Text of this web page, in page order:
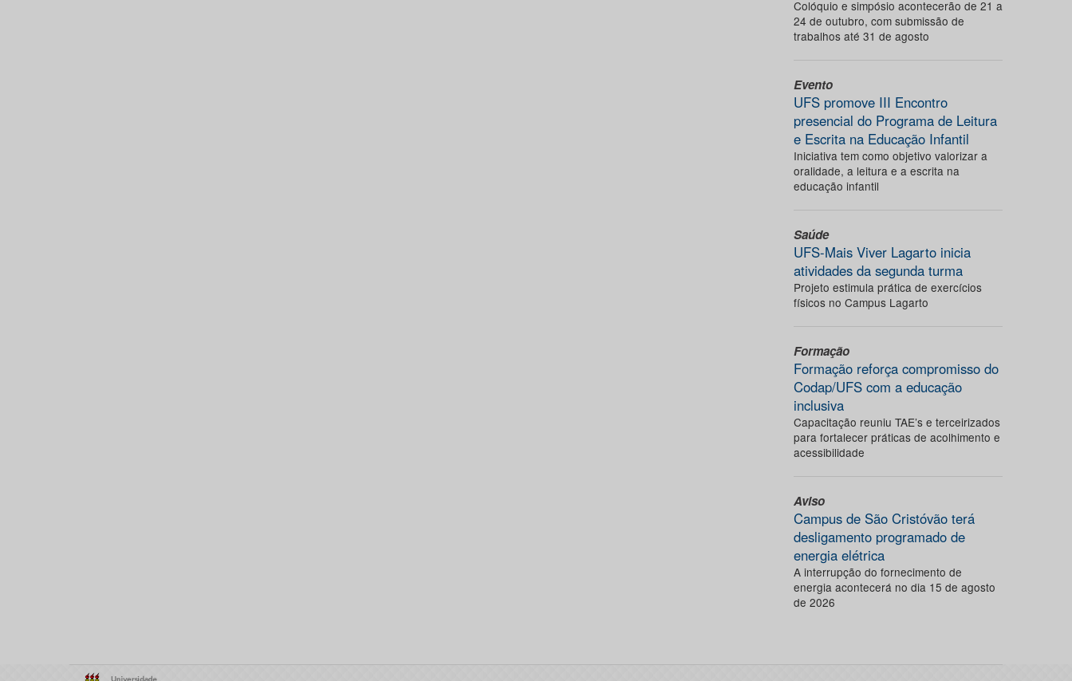
Colóquio e simpósio acontecerão de 21 a
24 de outubro, com submissão de
trabalhos até 31 de agosto
Evento
UFS promove III Encontro
presencial do Programa de Leitura
e Escrita na Educação Infantil
Iniciativa tem como objetivo valorizar a
oralidade, a leitura e a escrita na
educação infantil
Saúde
UFS-Mais Viver Lagarto inicia
atividades da segunda turma
Projeto estimula prática de exercícios
físicos no Campus Lagarto
Formação
Formação reforça compromisso do
Codap/UFS com a educação
inclusiva
Capacitação reuniu TAE’s e terceirizados
para fortalecer práticas de acolhimento e
acessibilidade
Aviso
Campus de São Cristóvão terá
desligamento programado de
energia elétrica
A interrupção do fornecimento de
energia acontecerá no dia 15 de agosto
de 2026